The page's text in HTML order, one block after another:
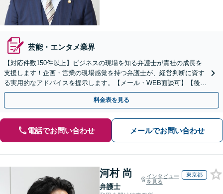
芸能・エンタメ業界
【対応件数150件以上】ビジネスの現場を知る弁護士が貴社の成長を
支援します！企画・営業の現場感覚を持つ弁護士が、経営判断に資す
る実用的なアドバイスを提示します。【メール・WEB面談可】【後払
い利用可】
料金表を見る
電話でお問い合わせ メールでお問い合わせ
河村 尚
弁護士
インタビュー
を見る
東京都